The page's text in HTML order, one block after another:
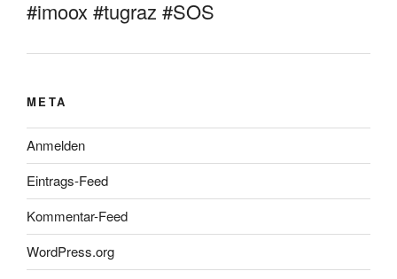
#imoox #tugraz #SOS
META
Anmelden
Eintrags-Feed
Kommentar-Feed
WordPress.org